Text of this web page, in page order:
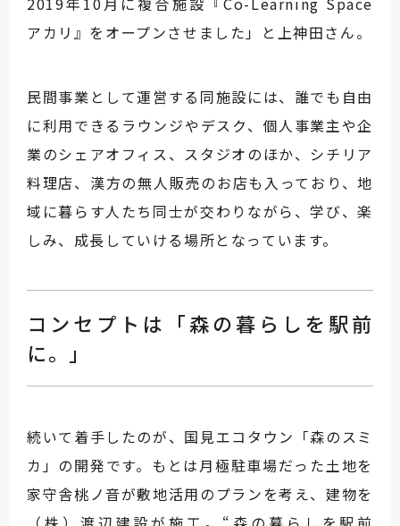
アカリ』をオープンさせました」と上神田さん。
民間事業として運営する同施設には、誰でも自由
に利用できるラウンジやデスク、個人事業主や企
業のシェアオフィス、スタジオのほか、シチリア
料理店、漢方の無人販売のお店も入っており、地
域に暮らす人たち同士が交わりながら、学び、楽
しみ、成長していける場所となっています。
コンセプトは「森の暮らしを駅前
に。」
続いて着手したのが、国見エコタウン「森のスミ
カ」の開発です。もとは月極駐車場だった土地を
家守舎桃ノ音が敷地活用のプランを考え、建物を